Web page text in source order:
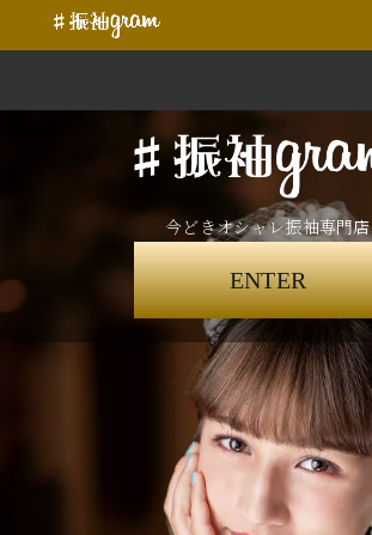
今どきオシャレ振袖専門店
ENTER